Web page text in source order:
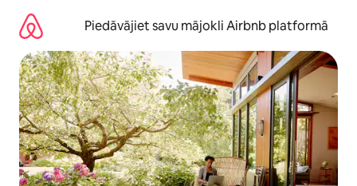
saturu
Piedāvājiet savu mājokli Airbnb platformā